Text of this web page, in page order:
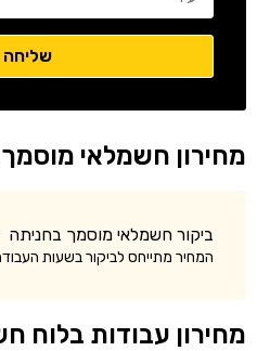
מחירון חשמלאי
ביקור חשמלאי מוסמך בחניתה
המחיר מתייחס לביקור בשעות
מחירון עבודות בלוח